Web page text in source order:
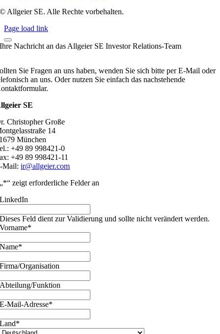
© Allgeier SE. Alle Rechte vorbehalten.
Page load link
Ihre Nachricht an das Allgeier SE Investor Relations-Team
Sie Fragen an uns haben, wenden Sie sich bitte per E-Mail oder
an uns. Oder nutzen Sie einfach das nachstehende
SE
Christopher Große
14
München
+49 89 998421-0
+49 89 998421-11
Mail:ir@allgeier.com
„*“ zeigt erforderliche Felder an
LinkedIn
Dieses Feld dient zur Validierung und sollte nicht verändert werden.
Vorname*
Name*
Firma/Organisation
Abteilung/Funktion
E-Mail-Adresse*
Land*